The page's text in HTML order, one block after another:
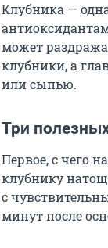
Клубника —
может
клубники, а
или сыпью.
Три
Первое, с чего
клубнику
с
минут после